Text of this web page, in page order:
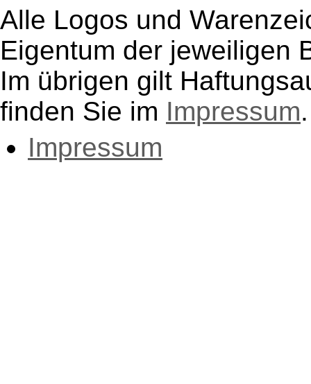
Alle Logos und
Eigentum der jeweiligen
Im übrigen gilt
finden Sie im Impressum.
Impressum